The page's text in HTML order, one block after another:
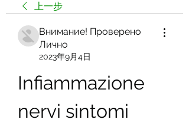
上一步
Внимание! Проверено
Лично
2023年9月4日
Infiammazione
nervi sintomi